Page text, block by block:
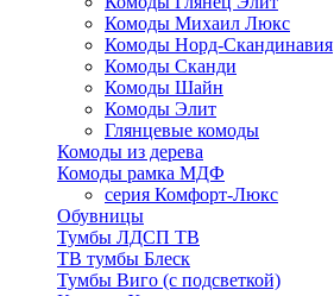
Комоды Михаил Люкс
Комоды Норд-Скандинавия
Комоды Сканди
Комоды Шайн
Комоды Элит
Глянцевые комоды
Комоды из дерева
Комоды рамка МДФ
серия Комфорт-Люкс
Обувницы
Тумбы ЛДСП ТВ
ТВ тумбы Блеск
Тумбы Виго (с подсветкой)